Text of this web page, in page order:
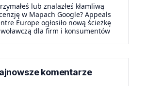
lub znalazłeś kłamliwą
w Mapach Google? Appeals
Europe ogłosiło nową ścieżkę
dla firm i konsumentów
komentarze